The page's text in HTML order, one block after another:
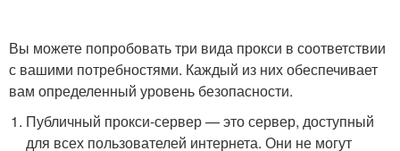
Вы можете попробовать три вида прокси в соответствии
с вашими потребностями. Каждый из них обеспечивает
вам определенный уровень безопасности.
Публичный прокси-сервер — это сервер, доступный
для всех пользователей интернета. Они не могут